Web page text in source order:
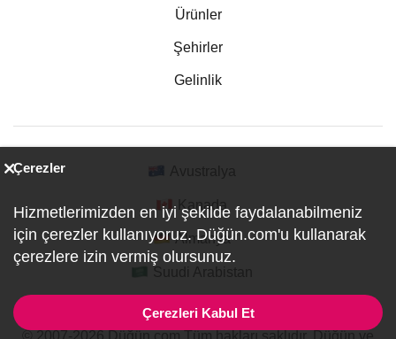
Ürünler
Şehirler
Gelinlik
Kanada
Almanya
Çerezler
Hizmetlerimizden en iyi şekilde faydalanabilmeniz
için çerezler kullanıyoruz. Düğün.com'u kullanarak
çerezlere izin vermiş olursunuz.
Çerezleri Kabul Et